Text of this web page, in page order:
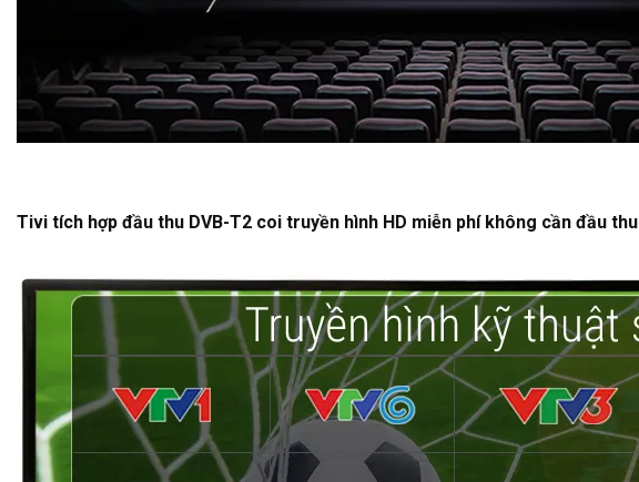
Tivi tích hợp đầu thu DVB-T2 coi truyền hình HD miễn phí không cần đầu thu